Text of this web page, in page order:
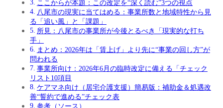
ここからが本題：この改定を“深く読む”3つの視点
八尾市の現実に当てはめる：事業所数と地域特性から見
る「追い風」と「課題」
所見：八尾市の事業所が今後とるべき「現実的な打ち
手」
まとめ：2026年は「賃上げ」より先に“事業の回し方”が
問われる
事業所向け：2026年6月の臨時改定に備える「チェック
リスト10項目
ケアマネ向け（居宅介護支援）簡易版：補助金＆処遇改
善“誓約で進める”チェック表
参考（ソース）